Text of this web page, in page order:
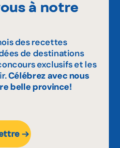
à notre
des recettes
de destinations
exclusifs et les
Célébrez avec nous
belle province!